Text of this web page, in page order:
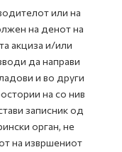
или на
на денот на
акциза и/или
да направи
и во други
на со нив
записник од
орган, не
на извршениот